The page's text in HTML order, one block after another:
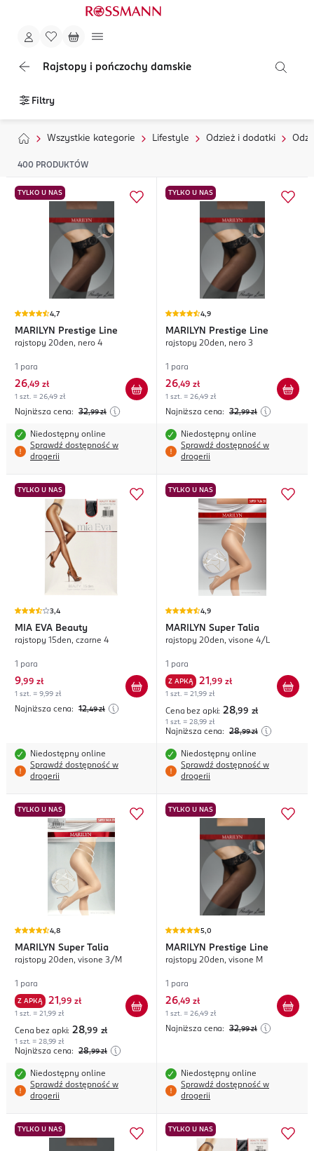
Rajstopy i pończochy damskie
Filtry
Wszystkie kategorie Lifestyle Odzież i dodatki
400 PRODUKTÓW
TYLKO U NAS
4,7
MARILYN Prestige Line
rajstopy 20den, nero 4
1 para
26,49 zł
1 szt. = 26,49 zł
Najniższa cena: 32,99 zł
Niedostępny online
Sprawdź dostępność w
drogerii
TYLKO U NAS
4,9
MARILYN Prestige Line
rajstopy 20den, nero 3
1 para
26,49 zł
1 szt. = 26,49 zł
Najniższa cena: 32,99 zł
Niedostępny online
Sprawdź dostępność w
drogerii
TYLKO U NAS
3,4
MIA EVA Beauty
rajstopy 15den, czarne 4
1 para
9,99 zł
1 szt. = 9,99 zł
Najniższa cena: 12,49 zł
Niedostępny online
Sprawdź dostępność w
drogerii
TYLKO U NAS
4,9
MARILYN Super Talia
rajstopy 20den, visone 4/L
1 para
Z APKĄ 21 ,99 zł
1 szt. = 21,99 zł
Cena bez apki: 28,99 zł
1 szt. = 28,99 zł
Najniższa cena: 28,99 zł
Niedostępny online
Sprawdź dostępność w
drogerii
TYLKO U NAS
4,8
MARILYN Super Talia
rajstopy 20den, visone 3/M
1 para
Z APKĄ 21 ,99 zł
1 szt. = 21,99 zł
Cena bez apki: 28,99 zł
1 szt. = 28,99 zł
Najniższa cena: 28,99 zł
Niedostępny online
Sprawdź dostępność w
drogerii
TYLKO U NAS
5,0
MARILYN Prestige Line
rajstopy 20den, visone M
1 para
26,49 zł
1 szt. = 26,49 zł
Najniższa cena: 32,99 zł
Niedostępny online
Sprawdź dostępność w
drogerii
TYLKO U NAS TYLKO U NAS